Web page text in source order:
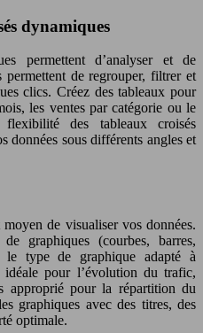
dynamiques
permettent d’analyser et de
de regrouper, filtrer et
clics. Créez des tableaux pour
les ventes par catégorie ou le
des tableaux croisés
données sous différents angles et
de visualiser vos données.
graphiques (courbes, barres,
le type de graphique adapté à
pour l’évolution du trafic,
approprié pour la répartition du
graphiques avec des titres, des
optimale.